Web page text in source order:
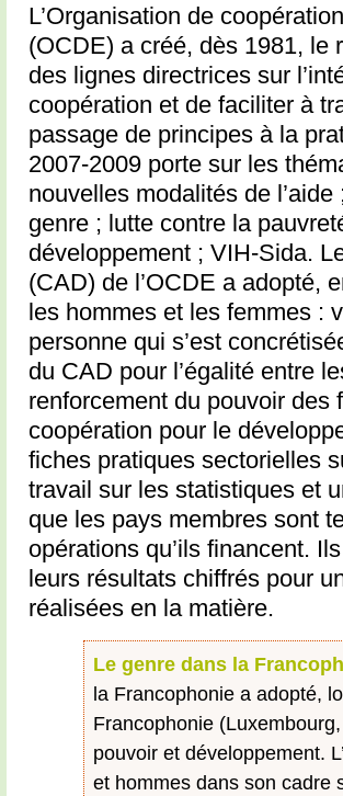
L’Organisation de
(OCDE) a créé, dès 1981, le
des lignes directrices sur
coopération et de faciliter à
passage de principes à la
2007-2009 porte sur les
nouvelles modalités de
genre ; lutte contre la
développement ; VIH-Sida.
(CAD) de l’OCDE a adopté,
les hommes et les femmes :
personne qui s’est
du CAD pour l’égalité entre
renforcement du pouvoir des
coopération pour le
fiches pratiques sectorielles
travail sur les statistiques et
que les pays membres sont
opérations qu’ils financent.
leurs résultats chiffrés pour
réalisées en la matière.
Le genre dans la
la Francophonie a adopté,
Francophonie
pouvoir et développement.
et hommes dans son cadre